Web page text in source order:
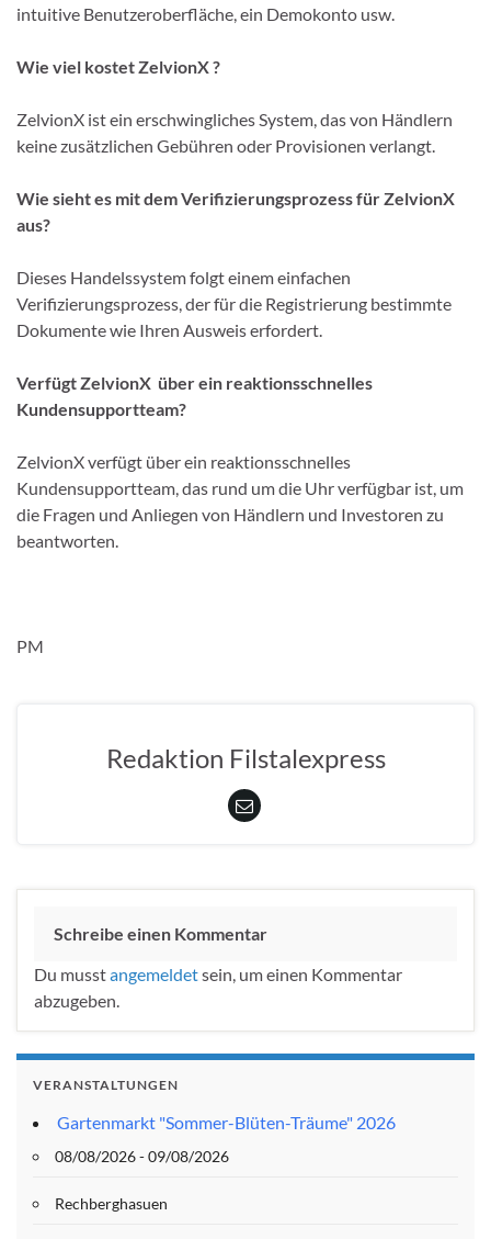
intuitive Benutzeroberfläche, ein Demokonto usw.
Wie viel kostet ZelvionX ?
ZelvionX ist ein erschwingliches System, das von Händlern
keine zusätzlichen Gebühren oder Provisionen verlangt.
Wie sieht es mit dem Verifizierungsprozess für ZelvionX
aus?
Dieses Handelssystem folgt einem einfachen
Verifizierungsprozess, der für die Registrierung bestimmte
Dokumente wie Ihren Ausweis erfordert.
Verfügt ZelvionX über ein reaktionsschnelles
Kundensupportteam?
ZelvionX verfügt über ein reaktionsschnelles
Kundensupportteam, das rund um die Uhr verfügbar ist, um
die Fragen und Anliegen von Händlern und Investoren zu
beantworten.
PM
Redaktion Filstalexpress
Schreibe einen Kommentar
Du musstangemeldetsein, um einen Kommentar
abzugeben.
VERANSTALTUNGEN
Gartenmarkt "Sommer-Blüten-Träume" 2026
08/08/2026 - 09/08/2026
Rechberghasuen